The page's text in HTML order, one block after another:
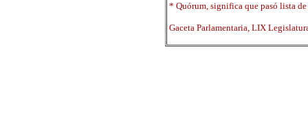
* Quórum, significa que pasó lista
Gaceta Parlamentaria, LIX